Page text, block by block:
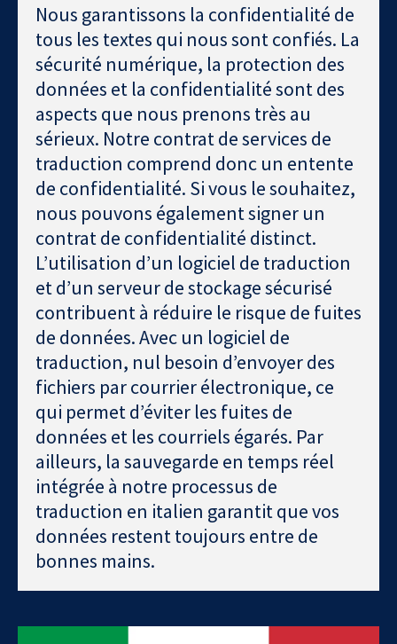
Nous garantissons la confidentialité de
tous les textes qui nous sont confiés. La
sécurité numérique, la protection des
données et la confidentialité sont des
aspects que nous prenons très au
sérieux. Notre contrat de services de
traduction comprend donc un entente
de confidentialité. Si vous le souhaitez,
nous pouvons également signer un
contrat de confidentialité distinct.
L’utilisation d’un logiciel de traduction
et d’un serveur de stockage sécurisé
contribuent à réduire le risque de fuites
de données. Avec un logiciel de
traduction, nul besoin d’envoyer des
fichiers par courrier électronique, ce
qui permet d’éviter les fuites de
données et les courriels égarés. Par
ailleurs, la sauvegarde en temps réel
intégrée à notre processus de
traduction en italien garantit que vos
données restent toujours entre de
bonnes mains.